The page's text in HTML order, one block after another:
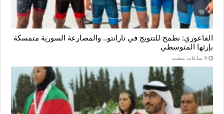
الفاعوري: نطمح للتتويج في تارانتو.. والمصارعة السورية متمسكة
بإرثها المتوسطي
‏9 ساعات مضت